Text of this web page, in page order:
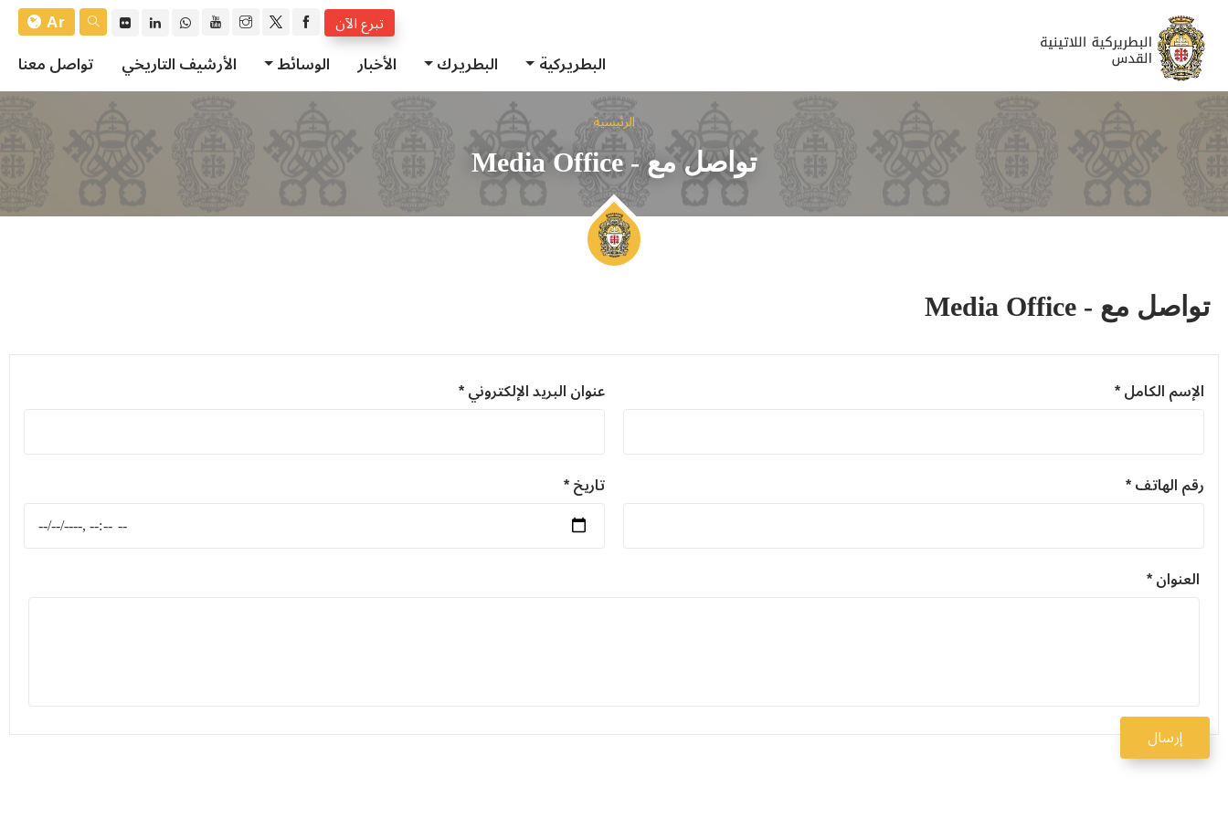
تبرع الآن
Ar
البطريركية
البطريرك الأخبار الوسائط الأرشيف التاريخي تواصل معنا
الرئيسية
تواصل مع - Media Office
تواصل مع - Media Office
الإسم الكامل * عنوان البريد الإلكتروني *
رقم الهاتف * تاريخ *
العنوان *
إرسال